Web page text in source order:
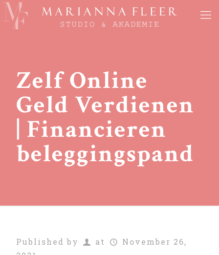
Zelf Online
Geld Verdienen
| Financieren
beleggingspand
Published by at
November 26,